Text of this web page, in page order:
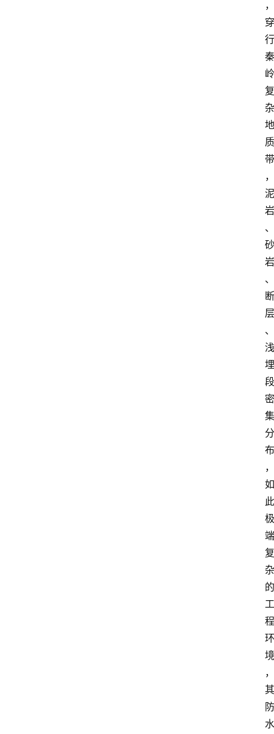
，
穿
行
秦
岭
复
杂
地
质
带
，
泥
岩
、
砂
岩
、
断
层
、
浅
埋
段
密
集
分
布
，
如
此
极
端
复
杂
的
工
程
环
境
，
其
防
水